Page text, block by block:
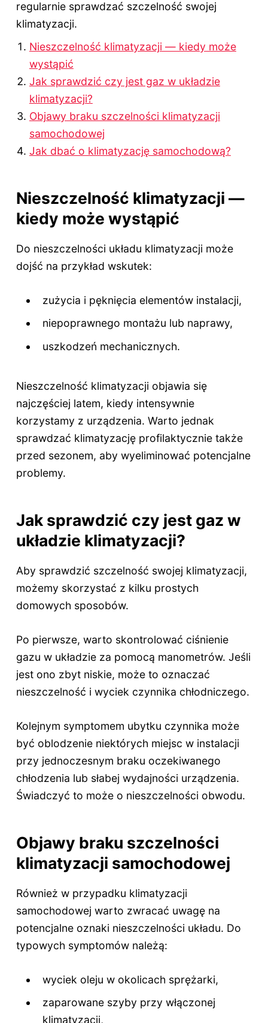
regularnie sprawdzać szczelność swojej
klimatyzacji.
Nieszczelność klimatyzacji — kiedy może
wystąpić
Jak sprawdzić czy jest gaz w układzie
klimatyzacji?
Objawy braku szczelności klimatyzacji
samochodowej
Jak dbać o klimatyzację samochodową?
Nieszczelność klimatyzacji —
kiedy może wystąpić
Do nieszczelności układu klimatyzacji może
dojść na przykład wskutek:
zużycia i pęknięcia elementów instalacji,
niepoprawnego montażu lub naprawy,
uszkodzeń mechanicznych.
Nieszczelność klimatyzacji objawia się
najczęściej latem, kiedy intensywnie
korzystamy z urządzenia. Warto jednak
sprawdzać klimatyzację profilaktycznie także
przed sezonem, aby wyeliminować potencjalne
problemy.
Jak sprawdzić czy jest gaz w
układzie klimatyzacji?
Aby sprawdzić szczelność swojej klimatyzacji,
możemy skorzystać z kilku prostych
domowych sposobów.
Po pierwsze, warto skontrolować ciśnienie
gazu w układzie za pomocą manometrów. Jeśli
jest ono zbyt niskie, może to oznaczać
nieszczelność i wyciek czynnika chłodniczego.
Kolejnym symptomem ubytku czynnika może
być oblodzenie niektórych miejsc w instalacji
przy jednoczesnym braku oczekiwanego
chłodzenia lub słabej wydajności urządzenia.
Świadczyć to może o nieszczelności obwodu.
Objawy braku szczelności
klimatyzacji samochodowej
Również w przypadku klimatyzacji
samochodowej warto zwracać uwagę na
potencjalne oznaki nieszczelności układu. Do
typowych symptomów należą:
wyciek oleju w okolicach sprężarki,
zaparowane szyby przy włączonej
klimatyzacji,